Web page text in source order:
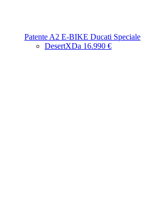
Patente A2 E-BIKE Ducati Speciale
DesertXDa 16.990 €